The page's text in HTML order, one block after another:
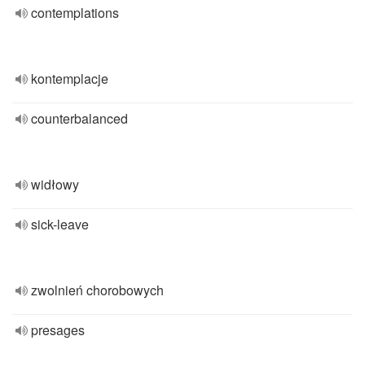
contemplations
kontemplacje
counterbalanced
widłowy
sick-leave
zwolnień chorobowych
presages